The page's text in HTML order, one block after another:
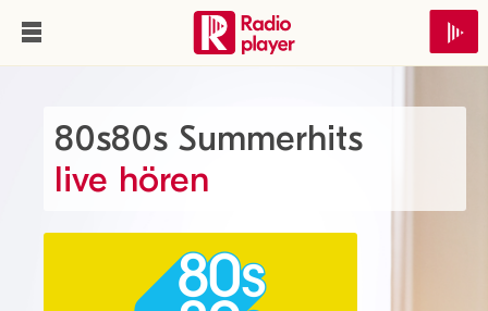
80s80s Summerhits
live hören